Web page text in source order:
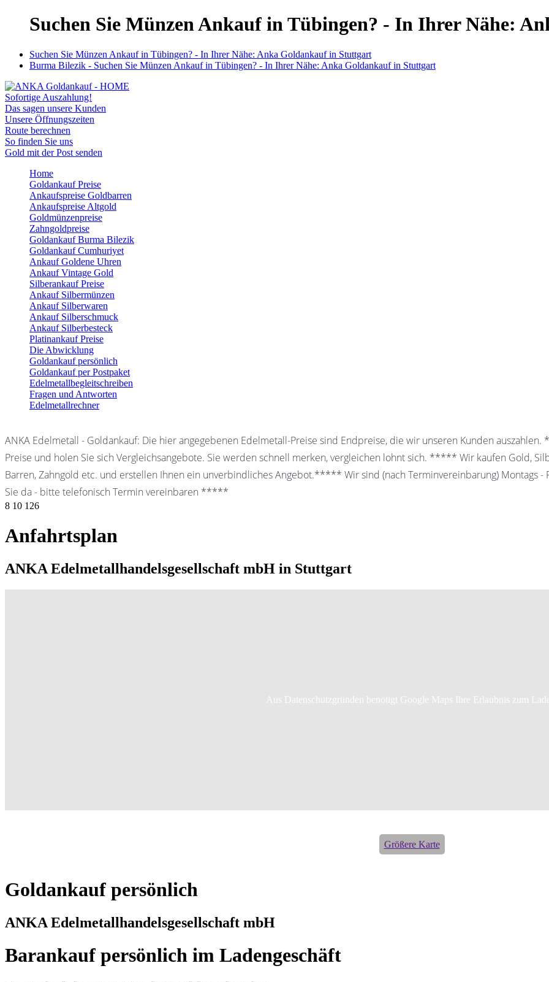
Suchen Sie Münzen Ankauf in Tübingen? - In Ihrer Nähe:
Suchen Sie Münzen Ankauf in Tübingen? - In Ihrer Nähe: Anka Goldankauf in Stuttgart
Burma Bilezik - Suchen Sie Münzen Ankauf in Tübingen? - In Ihrer Nähe: Anka Goldankauf in Stuttgart
Sofortige Auszahlung!
Das sagen unsere Kunden
Unsere Öffnungszeiten
Route berechnen
So finden Sie uns
Gold mit der Post senden
Home
Goldankauf Preise
Ankaufspreise Goldbarren
Ankaufspreise Altgold
Goldmünzenpreise
Zahngoldpreise
Goldankauf Burma Bilezik
Goldankauf Cumhuriyet
Ankauf Goldene Uhren
Ankauf Vintage Gold
Silberankauf Preise
Ankauf Silbermünzen
Ankauf Silberwaren
Ankauf Silberschmuck
Ankauf Silberbesteck
Platinankauf Preise
Die Abwicklung
Goldankauf persönlich
Goldankauf per Postpaket
Edelmetallbegleitschreiben
Fragen und Antworten
Edelmetallrechner
ANKA Edelmetall - Goldankauf: Die hier angegebenen Edelmetall-Preise sind Endpreise, die wir unseren Kunden
Preise und holen Sie sich Vergleichsangebote. Sie werden schnell merken, vergleichen lohnt sich. ***** Wir kaufen Gold,
Barren, Zahngold etc. und erstellen Ihnen ein unverbindliches Angebot.***** Wir sind (nach Terminvereinbarung) Montags -
Sie da - bitte telefonisch Termin vereinbaren *****
8 10 126
Anfahrtsplan
ANKA Edelmetallhandelsgesellschaft mbH in Stuttgart
Größere Karte
Aus Datenschutzgründen benötigt Google Maps Ihre Erlaubnis zum
Goldankauf persönlich
ANKA Edelmetallhandelsgesellschaft mbH
Barankauf persönlich im Ladengeschäft